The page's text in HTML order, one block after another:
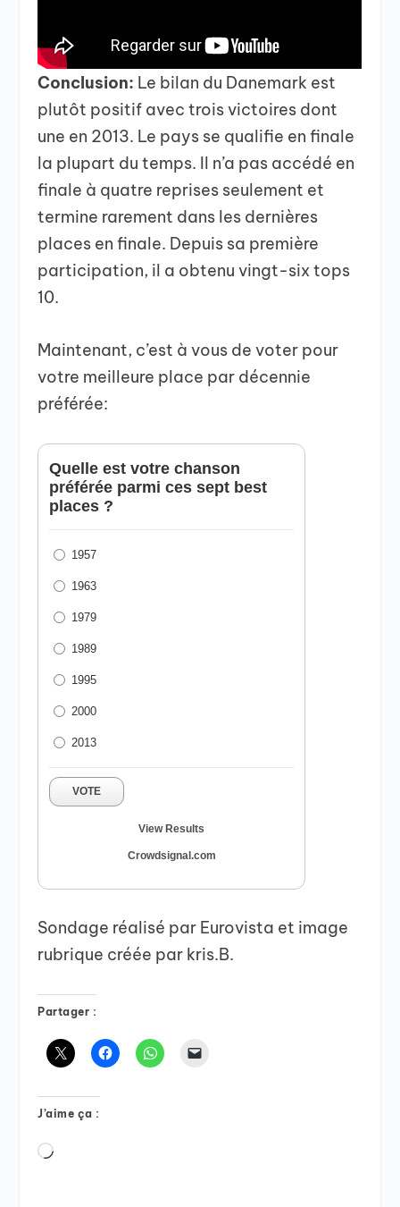
Conclusion: Le bilan du Danemark est
plutôt positif avec trois victoires dont
une en 2013. Le pays se qualifie en finale
la plupart du temps. Il n’a pas accédé en
finale à quatre reprises seulement et
termine rarement dans les dernières
places en finale. Depuis sa première
participation, il a obtenu vingt-six tops
10.
Maintenant, c’est à vous de voter pour
votre meilleure place par décennie
préférée:
Quelle est votre chanson
préférée parmi ces sept best
places ?
1957
1963
1979
1989
1995
2000
2013
VOTE
View Results
Crowdsignal.com
Sondage réalisé par Eurovista et image
rubrique créée par kris.B.
Partager :
J’aime ça :
Chargement…